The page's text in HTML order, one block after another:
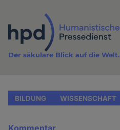
Inhalt
Der säkulare Blick auf die Welt.
BILDUNG WISSENSCHAFT